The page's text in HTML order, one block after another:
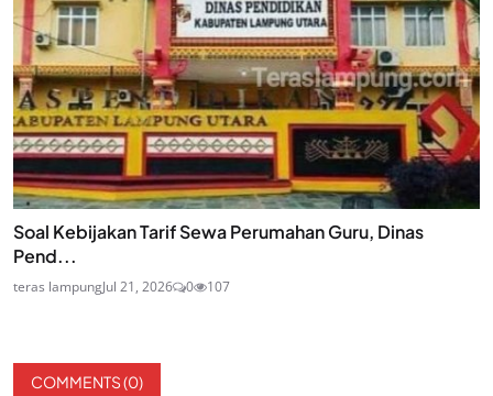
Soal Kebijakan Tarif Sewa Perumahan Guru, Dinas
Pend...
teras lampungJul 21, 2026 0 107
COMMENTS (0)